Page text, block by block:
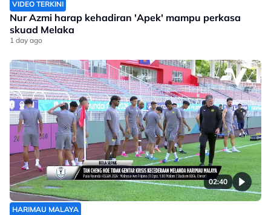
VIDEO TERKINI
Nur Azmi harap kehadiran 'Apek' mampu perkasa
skuad Melaka
1 day ago
02:40
HARIMAU MALAYA